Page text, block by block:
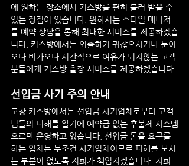
에 원하는 장소에서 키스방를 편히 불러 받을 수
있는 장점이 있습니다. 원하시는 스타일 매니저
를 예약 상담을 통해 최대한 서비스를 제공하겠습
니다. 키스방에서는 외출하기 귀찮으시거나 눈이
오나 비가오나 시간적으로 여유가 되지않는 고객
분들에게 키스방 출장 서비스를 제공하겠습니다.
선입금 사기 주의 안내
고창 키스방에서는 선입금 사기업체로부터 고객
님들의 피해를 알기에 예약금 없는 후불제 시스템
으로만 운영하고 있습니다. 선입금 돈을 요구를
하는 업체는 무조건 사기업체이므로 피해를 보시
는 부분이 없도록 저희가 책임지겠습니다. 저희